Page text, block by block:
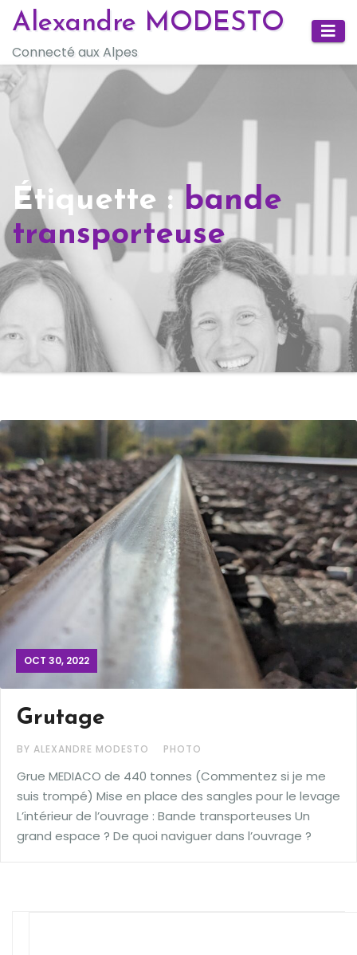
Skip
content
Alexandre MODESTO
Connecté aux Alpes
Étiquette : bande
transporteuse
OCT 30, 2022
Grutage
BY ALEXANDRE MODESTO PHOTO
Grue MEDIACO de 440 tonnes (Commentez si je me
suis trompé) Mise en place des sangles pour le levage
L’intérieur de l’ouvrage : Bande transporteuses Un
grand espace ? De quoi naviguer dans l’ouvrage ?